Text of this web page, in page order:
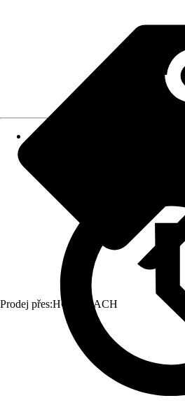
Prodej přes:HORNBACH